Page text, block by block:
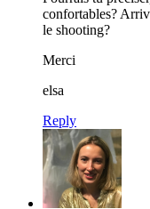
confortables?
le shooting?
Merci
elsa
Reply